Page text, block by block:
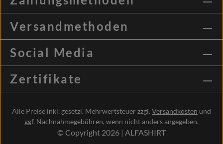
Versandmethoden
Social Media
Zertifikate
Alle Preise inkl. gesetzl. Mehrwertsteuer zzgl. Versandkosten und
ggf. Nachnahmegebühren, wenn nicht anders angegeben.
© Copyright 2026 | ALFASHIRT